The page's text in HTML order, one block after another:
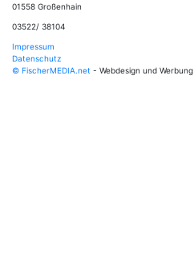
01558 Großenhain
03522/ 38104
Impressum
Datenschutz
© FischerMEDIA.net - Webdesign und Werbung